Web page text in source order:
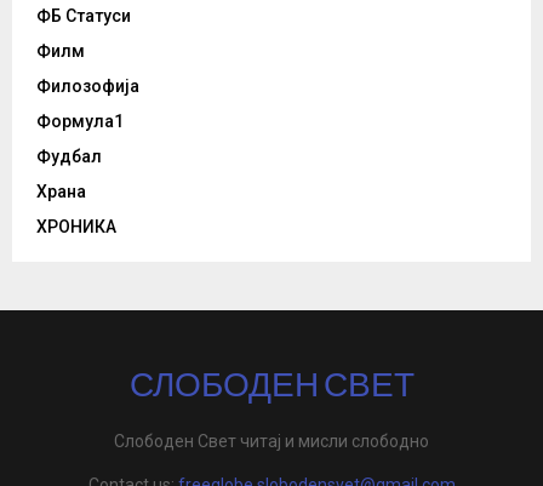
ФБ Статуси
Филм
Филозофија
Формула1
Фудбал
Храна
ХРОНИКА
СЛОБОДЕН СВЕТ
Слободен Свет читај и мисли слободно